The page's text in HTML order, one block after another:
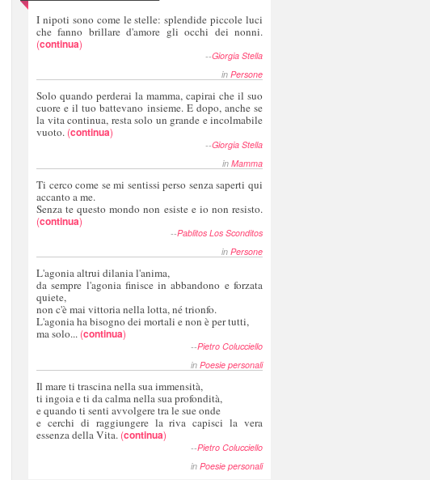
I nipoti sono come le stelle: splendide piccole luci
che fanno brillare d'amore gli occhi dei nonni.
(continua)
--Giorgia Stella
in Persone
Solo quando perderai la mamma, capirai che il suo
cuore e il tuo battevano insieme. E dopo, anche se
la vita continua, resta solo un grande e incolmabile
vuoto. (continua)
--Giorgia Stella
in Mamma
Ti cerco come se mi sentissi perso senza saperti qui
accanto a me.
Senza te questo mondo non esiste e io non resisto.
(continua)
--Pablitos Los Sconditos
in Persone
L'agonia altrui dilania l'anima,
da sempre l'agonia finisce in abbandono e forzata
quiete,
non c'è mai vittoria nella lotta, né trionfo.
L'agonia ha bisogno dei mortali e non è per tutti,
ma solo... (continua)
--Pietro Colucciello
in Poesie personali
Il mare ti trascina nella sua immensità,
ti ingoia e ti da calma nella sua profondità,
e quando ti senti avvolgere tra le sue onde
e cerchi di raggiungere la riva capisci la vera
essenza della Vita. (continua)
--Pietro Colucciello
in Poesie personali